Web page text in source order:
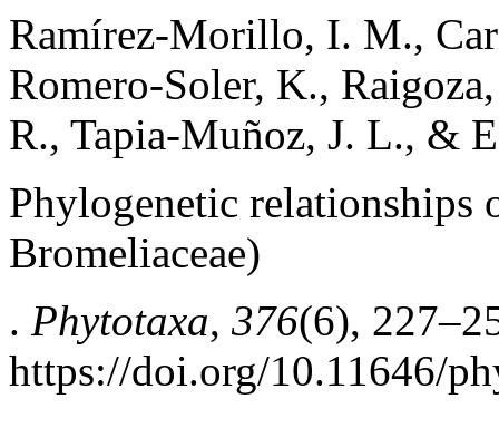
Ramírez-Morillo, I. M.,
Romero-Soler, K.,
R., Tapia-Muñoz, J. L., &
Phylogenetic relationships
Bromeliaceae)
. Phytotaxa, 376(6),
https://doi.org/10.11646/